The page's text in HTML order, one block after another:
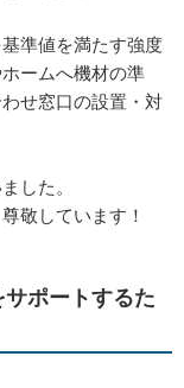
準値を満たす強度
ームへ機材の準
せ窓口の設置・対
した。
敬しています！
ポートするた